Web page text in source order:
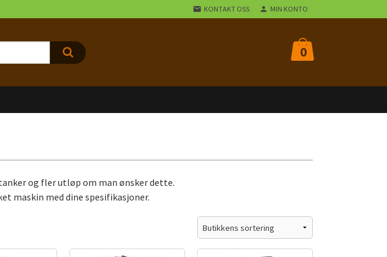
KONTAKT OSS MIN KONTO
0
og fler utløp om man ønsker dette.
maskin med dine spesifikasjoner.